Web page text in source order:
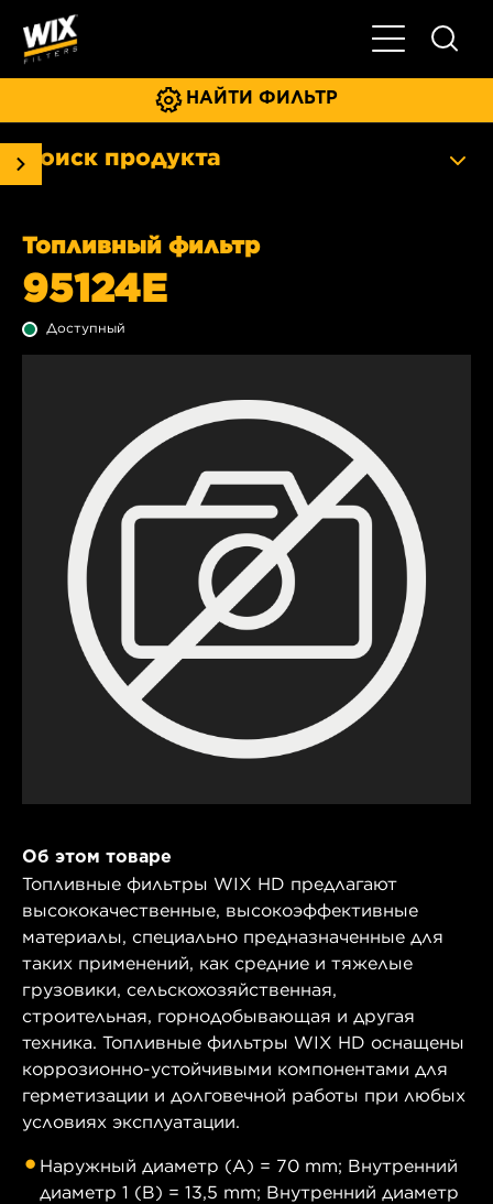
Главное
НАЙТИ ФИЛЬТР
Поиск продукта
Топливный фильтр
95124E
Доступный
Об этом товаре
Топливные фильтры WIX HD предлагают
высококачественные, высокоэффективные
материалы, специально предназначенные для
таких применений, как средние и тяжелые
грузовики, сельскохозяйственная,
строительная, горнодобывающая и другая
техника. Топливные фильтры WIX HD оснащены
коррозионно-устойчивыми компонентами для
герметизации и долговечной работы при любых
условиях эксплуатации.
Наружный диаметр (A) = 70 mm; Внутренний
диаметр 1 (B) = 13,5 mm; Внутренний диаметр